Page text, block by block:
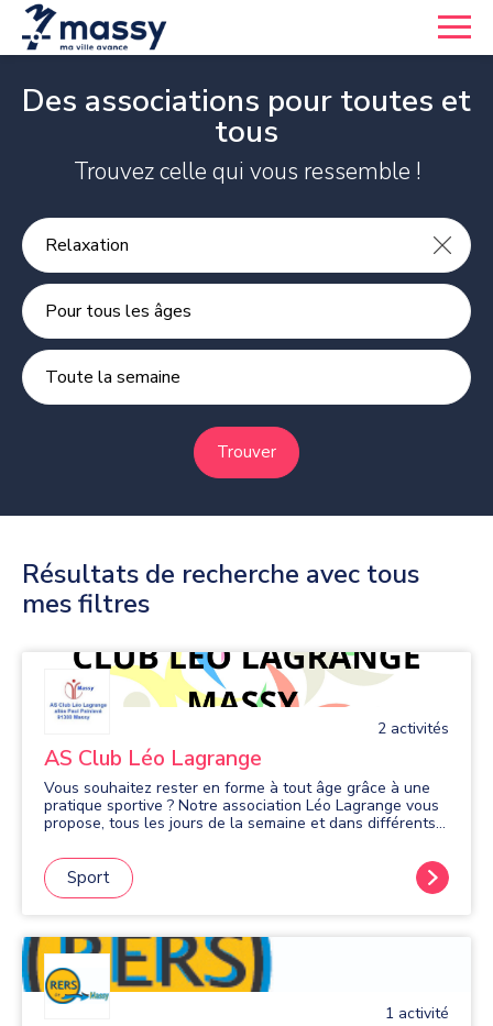
Des associations pour toutes et
tous
Trouvez celle qui vous ressemble !
Pour tous les âges
Toute la semaine
Trouver
Résultats de recherche avec tous
mes filtres
2 activités
AS Club Léo Lagrange
Vous souhaitez rester en forme à tout âge grâce à une
pratique sportive ? Notre association Léo Lagrange vous
propose, tous les jours de la semaine et dans différents
salle: gym douce et d'entretien, Fitness, Pilates,
renforcement musculaire, stretching, relaxation détente.
En extérieur: marche nordique, randonnées, gym plein air,
par des animateurs professionnels et expérimentés.
Organisation de mini-stages en cours d'année.
Sport
1 activité